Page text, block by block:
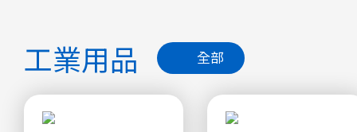
工業用品 全部